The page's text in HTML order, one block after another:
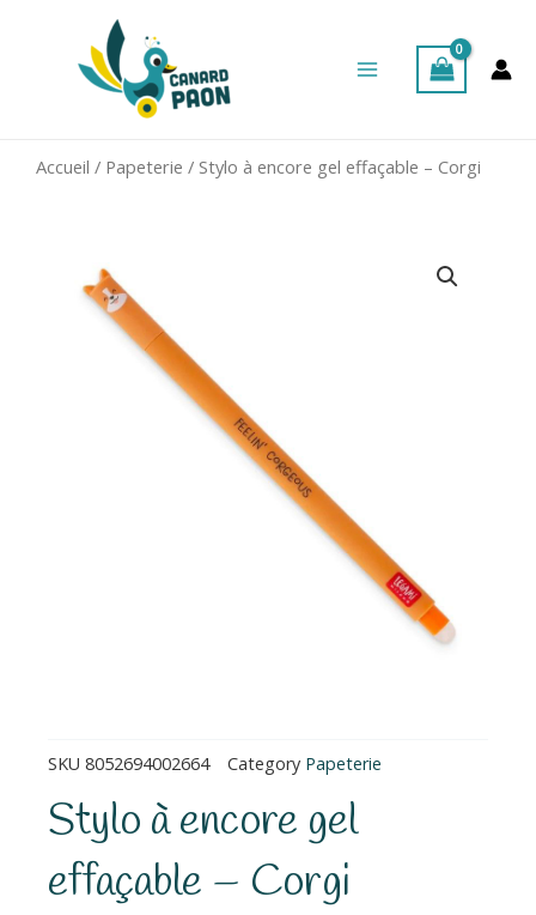
Menu
Accueil / Papeterie / Stylo à encore gel effaçable – Corgi
SKU 8052694002664 Category Papeterie
Stylo à encore gel
effaçable – Corgi